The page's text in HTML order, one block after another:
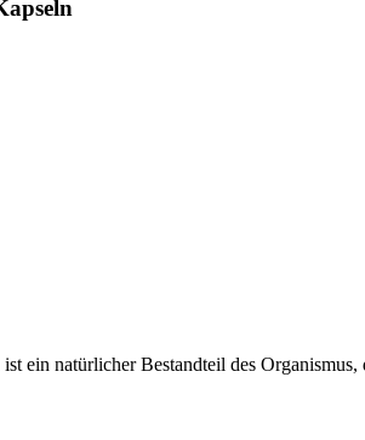
natürlicher Bestandteil des